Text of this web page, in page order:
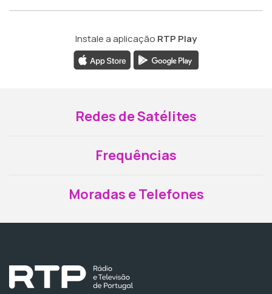
Instale a aplicação RTP Play
Redes de Satélites
Frequências
Moradas e Telefones